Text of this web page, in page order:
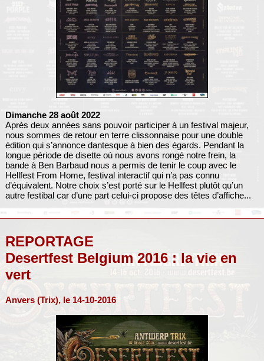
Dimanche 28 août 2022
Après deux années sans pouvoir participer à un festival majeur,
nous sommes de retour en terre clissonnaise pour une double
édition qui s’annonce dantesque à bien des égards. Pendant la
longue période de disette où nous avons rongé notre frein, la
bande à Ben Barbaud nous a permis de tenir le coup avec le
Hellfest From Home, festival interactif qui n’a pas connu
d’équivalent. Notre choix s’est porté sur le Hellfest plutôt qu’un
autre festibal car d’une part celui-ci propose des têtes d’affiche...
REPORTAGE
Desertfest Belgium 2016 : la vie en
vert
Anvers (Trix), le 14-10-2016